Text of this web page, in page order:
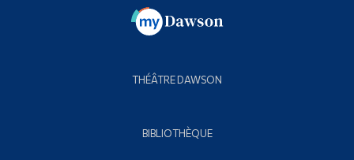
THÉÂTRE DAWSON
BIBLIOTHÈQUE